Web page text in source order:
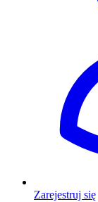
Zarejestruj się